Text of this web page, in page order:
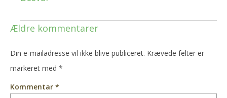
Ældre kommentarer
Din e-mailadresse vil ikke blive publiceret. Krævede felter er
markeret med *
Kommentar *